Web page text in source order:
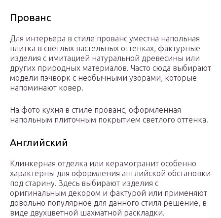
Прованс
Для интерьера в стиле прованс уместна напольная
плитка в светлых пастельных оттенках, фактурные
изделия с имитацией натуральной древесины или
других природных материалов. Часто сюда выбирают
модели пэчворк с необычными узорами, которые
напоминают ковер.
На фото кухня в стиле прованс, оформленная
напольным плиточным покрытием светлого оттенка.
Английский
Клинкерная отделка или керамогранит особенно
характерны для оформления английской обстановки
под старину. Здесь выбирают изделия с
оригинальным декором и фактурой или применяют
довольно популярное для данного стиля решение, в
виде двухцветной шахматной раскладки.